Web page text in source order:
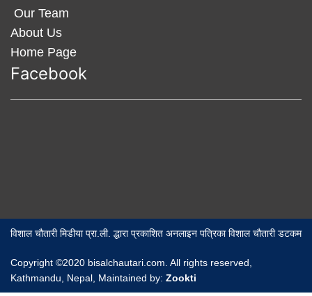
Our Team
About Us
Home Page
Facebook
विशाल चौतारी मिडीया प्रा.ली. द्धारा प्रकाशित अनलाइन पत्रिका विशाल चौतारी डटकम
Copyright ©2020 bisalchautari.com. All rights reserved,
Kathmandu, Nepal, Maintained by: Zookti